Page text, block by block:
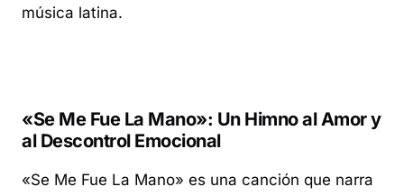
música latina.
«Se Me Fue La Mano»: Un Himno al Amor y
al Descontrol Emocional
«Se Me Fue La Mano» es una canción que narra